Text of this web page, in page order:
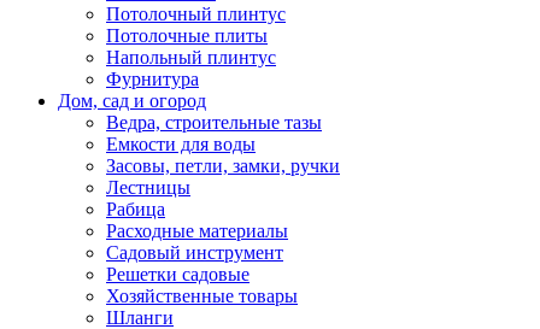
Потолочный плинтус
Потолочные плиты
Напольный плинтус
Фурнитура
Дом, сад и огород
Ведра, строительные тазы
Емкости для воды
Засовы, петли, замки, ручки
Лестницы
Рабица
Расходные материалы
Садовый инструмент
Решетки садовые
Хозяйственные товары
Шланги